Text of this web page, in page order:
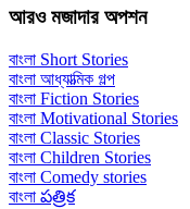
আরও মজাদার অপশন
বাংলা Short Stories
বাংলা আধ্যাত্মিক গল্প
বাংলা Fiction Stories
বাংলা Motivational Stories
বাংলা Classic Stories
বাংলা Children Stories
বাংলা Comedy stories
বাংলা పత్రిక